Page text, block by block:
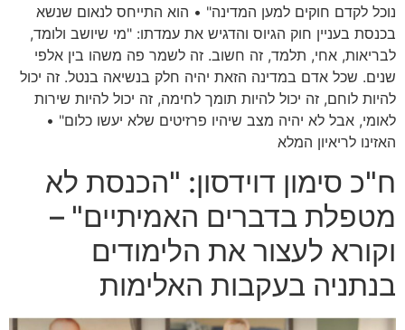
נוכל לקדם חוקים למען המדינה" • הוא התייחס לנאום שנשא
בכנסת בעניין חוק הגיוס והדגיש את עמדתו: "מי שיושב ולומד,
לבריאות, אחי, תלמד, זה חשוב. זה לשמר פה משהו בין אלפי
שנים. שכל אדם במדינה הזאת יהיה חלק בנשיאה בנטל. זה יכול
להיות לוחם, זה יכול להיות תומך לחימה, זה יכול להיות שירות
לאומי, אבל לא יהיה מצב שיהיו פרזיטים שלא יעשו כלום" •
האזינו לריאיון המלא
ח"כ סימון דוידסון: "הכנסת לא
מטפלת בדברים האמיתיים" –
וקורא לעצור את הלימודים
בנתניה בעקבות האלימות